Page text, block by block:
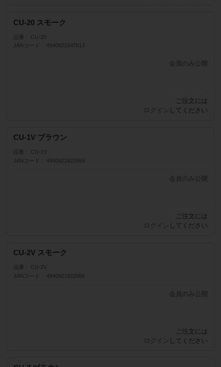
CU-20 スモーク
品番
CU-20
JANコード
4940921647013
会員のみ公開
ご注文には
ログイン してください
CU-1V ブラウン
品番
CU-1V
JANコード
4940921922059
会員のみ公開
ご注文には
ログイン してください
CU-2V スモーク
品番
CU-2V
JANコード
4940921922066
会員のみ公開
ご注文には
ログイン してください